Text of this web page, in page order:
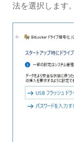
法を選択します